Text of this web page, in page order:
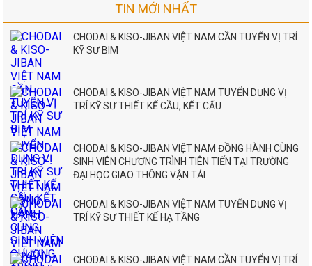
TIN MỚI NHẤT
CHODAI & KISO-JIBAN VIỆT NAM CẦN TUYỂN VỊ TRÍ
KỸ SƯ BIM
CHODAI & KISO-JIBAN VIỆT NAM TUYỂN DỤNG VỊ
TRÍ KỸ SƯ THIẾT KẾ CẦU, KẾT CẤU
CHODAI & KISO-JIBAN VIỆT NAM ĐỒNG HÀNH CÙNG
SINH VIÊN CHƯƠNG TRÌNH TIÊN TIẾN TẠI TRƯỜNG
ĐẠI HỌC GIAO THÔNG VẬN TẢI
CHODAI & KISO-JIBAN VIỆT NAM TUYỂN DỤNG VỊ
TRÍ KỸ SƯ THIẾT KẾ HẠ TẦNG
CHODAI & KISO-JIBAN VIỆT NAM CẦN TUYỂN VỊ TRÍ